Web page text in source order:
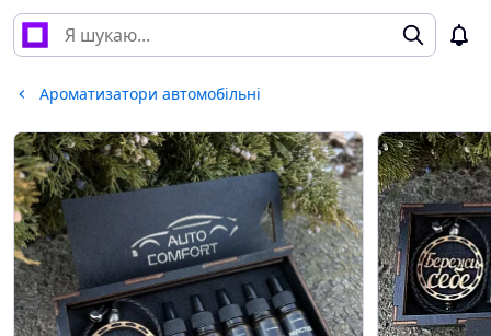
Ароматизатори автомобільні